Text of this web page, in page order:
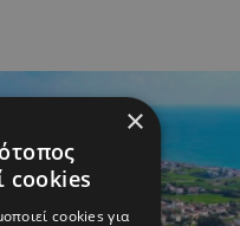
×
cookies
cookies για